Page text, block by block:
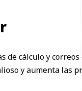
cálculo y
y aumenta las